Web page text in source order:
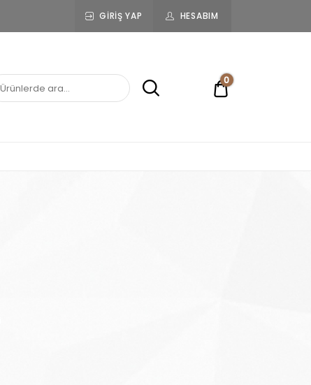
GIRIŞ YAP HESABIM
0,00 ₺
0